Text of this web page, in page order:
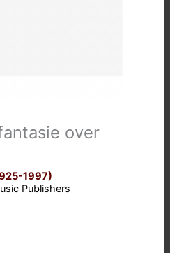
over
1997)
Publishers